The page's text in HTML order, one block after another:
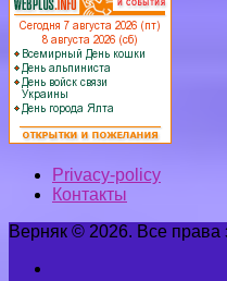
Privacy-policy
Контакты
Верняк © 2026. Все